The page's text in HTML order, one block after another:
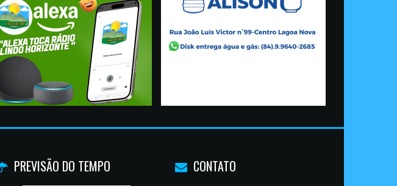
PREVISÃO DO TEMPO CONTATO